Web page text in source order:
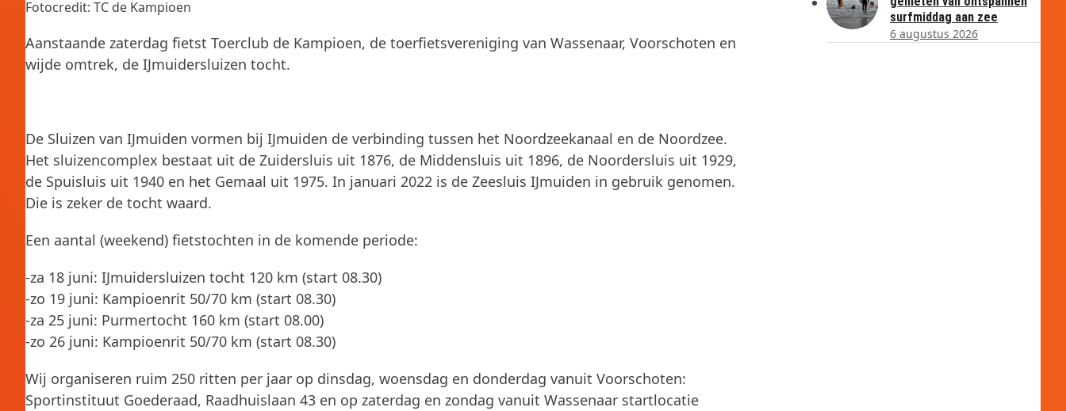
Fotocredit: TC de Kampioen
Aanstaande zaterdag fietst Toerclub de Kampioen, de toerfietsvereniging van Wassenaar, Voorschoten en
wijde omtrek, de IJmuidersluizen tocht.
De Sluizen van IJmuiden vormen bij IJmuiden de verbinding tussen het Noordzeekanaal en de Noordzee.
Het sluizencomplex bestaat uit de Zuidersluis uit 1876, de Middensluis uit 1896, de Noordersluis uit 1929,
de Spuisluis uit 1940 en het Gemaal uit 1975. In januari 2022 is de Zeesluis IJmuiden in gebruik genomen.
Die is zeker de tocht waard.
Een aantal (weekend) fietstochten in de komende periode:
-za 18 juni: IJmuidersluizen tocht 120 km (start 08.30)
-zo 19 juni: Kampioenrit 50/70 km (start 08.30)
-za 25 juni: Purmertocht 160 km (start 08.00)
-zo 26 juni: Kampioenrit 50/70 km (start 08.30)
Wij organiseren ruim 250 ritten per jaar op dinsdag, woensdag en donderdag vanuit Voorschoten:
Sportinstituut Goederaad, Raadhuislaan 43 en op zaterdag en zondag vanuit Wassenaar startlocatie
surfmiddag aan zee
6 augustus 2026